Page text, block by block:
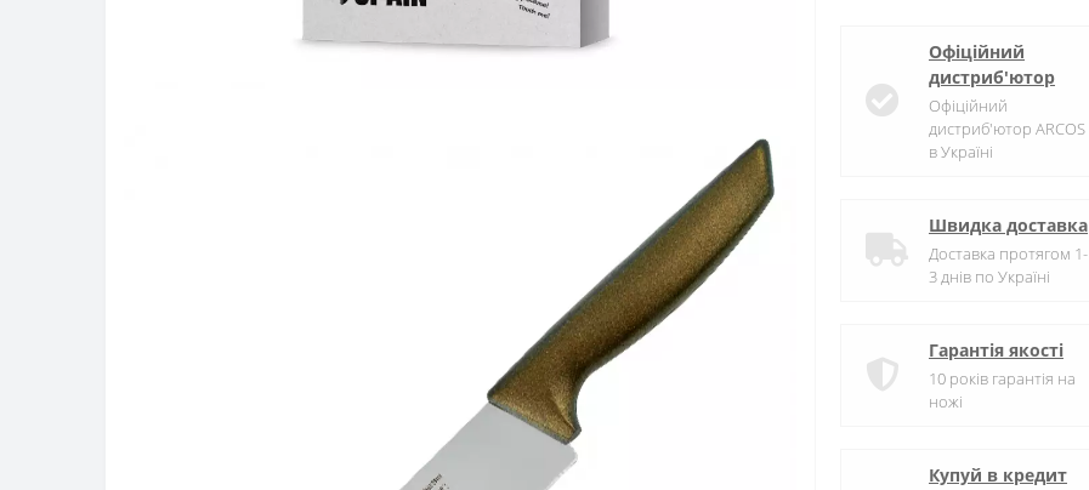
Офіційний
дистриб'ютор
Офіційний
дистриб'ютор ARCOS
в Україні
Швидка доставка
Доставка протягом 1-
3 днів по Україні
Гарантія якості
10 років гарантія на
ножі
Купуй в кредит